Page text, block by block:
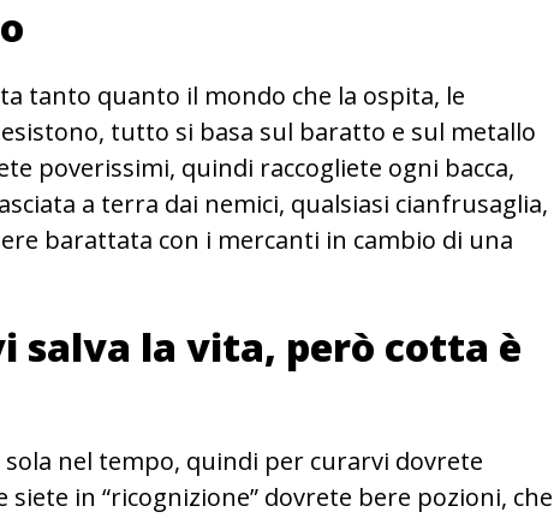
tanto quanto il mondo che la ospita, le
tutto si basa sul baratto e sul metallo
poverissimi, quindi raccogliete ogni bacca,
a terra dai nemici, qualsiasi cianfrusaglia,
barattata con i mercanti in cambio di una
salva la vita, però cotta è
nel tempo, quindi per curarvi dovrete
in “ricognizione” dovrete bere pozioni, che